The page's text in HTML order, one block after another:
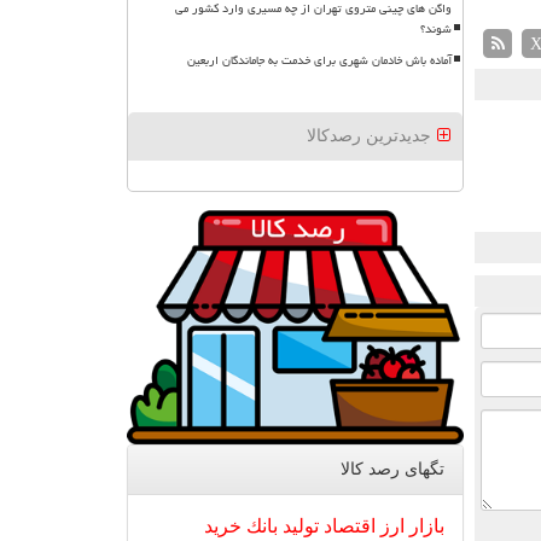
X
واگن های چینی متروی تهران از چه مسیری وارد کشور می
شوند؟
آماده باش خادمان شهری برای خدمت به جاماندگان اربعین
جدیدترین رصدکالا
تگهای رصد كالا
بازار ارز اقتصاد تولید بانك خرید